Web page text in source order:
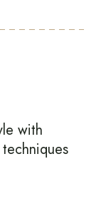
with